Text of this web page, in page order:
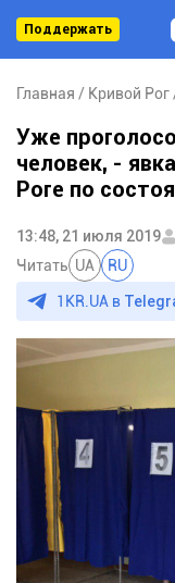
Поддержать
Главная Кривой Рог
Уже
человек, -
Роге по
13:48, 21 июля 2019
Читать UA RU
1KR.UA в